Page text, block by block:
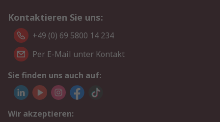
Kontaktieren Sie uns:
+49 (0) 69 5800 14 234
Per E-Mail unter Kontakt
Sie finden uns auch auf:
Wir akzeptieren: